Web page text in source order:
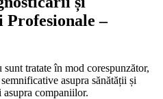
–
tratate în mod corespunzător,
asupra sănătății și
companiilor.